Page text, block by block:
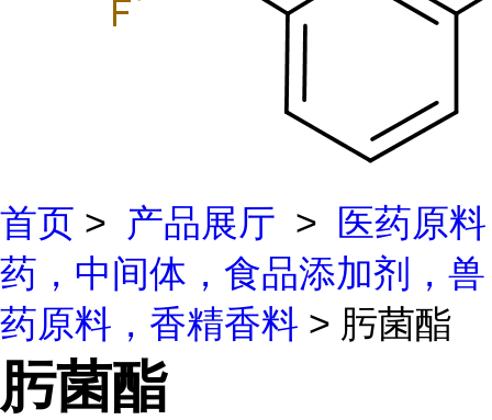
首页 > 产品展厅 >
医药原料
药，中间体，食品添加剂，兽
药原料，香精香料 > 肟菌酯
肟菌酯